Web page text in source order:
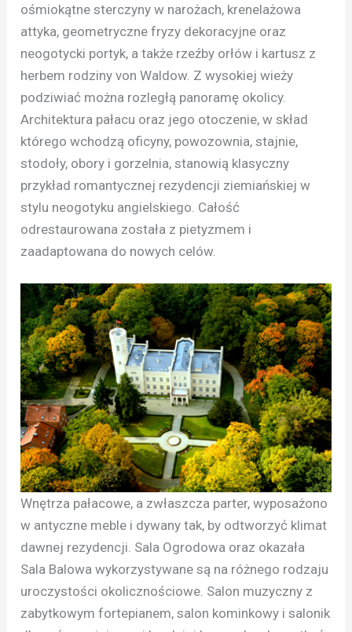
ośmiokątne sterczyny w narożach, krenelażowa
attyka, geometryczne fryzy dekoracyjne oraz
neogotycki portyk, a także rzeźby orłów i kartusz z
herbem rodziny von Waldow. Z wysokiej wieży
podziwiać można rozległą panoramę okolicy.
Architektura pałacu oraz jego otoczenie, w skład
którego wchodzą oficyny, powozownia, stajnie,
stodoły, obory i gorzelnia, stanowią klasyczny
przykład romantycznej rezydencji ziemiańskiej w
stylu neogotyku angielskiego. Całość
odrestaurowana została z pietyzmem i
zaadaptowana do nowych celów.
Wnętrza pałacowe, a zwłaszcza parter, wyposażono
w antyczne meble i dywany tak, by odtworzyć klimat
dawnej rezydencji. Sala Ogrodowa oraz okazała
Sala Balowa wykorzystywane są na różnego rodzaju
uroczystości okolicznościowe. Salon muzyczny z
zabytkowym fortepianem, salon kominkowy i salonik